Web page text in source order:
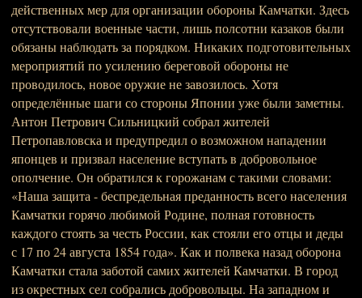
действенных мер для организации обороны Камчатки. Здесь
отсутствовали военные части, лишь полсотни казаков были
обязаны наблюдать за порядком. Никаких подготовительных
мероприятий по усилению береговой обороны не
проводилось, новое оружие не завозилось. Хотя
определённые шаги со стороны Японии уже были заметны.
Антон Петрович Сильницкий собрал жителей
Петропавловска и предупредил о возможном нападении
японцев и призвал население вступать в добровольное
ополчение. Он обратился к горожанам с такими словами:
«Наша защита - беспредельная преданность всего населения
Камчатки горячо любимой Родине, полная готовность
каждого стоять за честь России, как стояли его отцы и деды
с 17 по 24 августа 1854 года». Как и полвека назад оборона
Камчатки стала заботой самих жителей Камчатки. В город
из окрестных сел собрались добровольцы. На западном и